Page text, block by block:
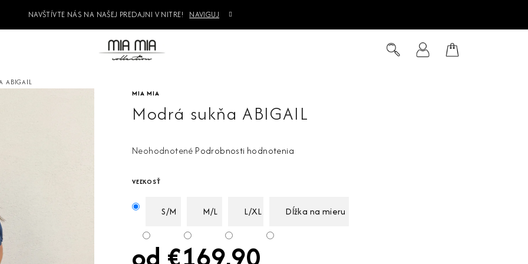
NAVŠTÍVTE NÁS NA NAŠEJ PREDAJNI V NITRE! NAVIGUJ
ABIGAIL
MIA MIA
Modrá sukňa ABIGAIL
Priemerné
produktu
0,0
hviezdičiek.
Neohodnotené Podrobnosti hodnotenia
VEĽKOSŤ
S/M M/L L/XL Dĺžka na mieru